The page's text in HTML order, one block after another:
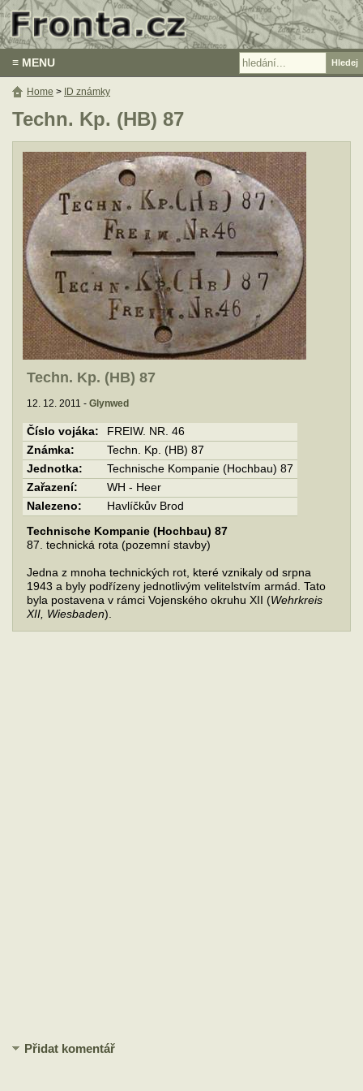
≡ MENU
Techn. Kp. (HB) 87
Techn. Kp. (HB) 87
12. 12. 2011 - Glynwed
Číslo vojáka:
FREIW. NR. 46
Známka:
Techn. Kp. (HB) 87
Jednotka:
Technische Kompanie (Hochbau) 87
Zařazení:
WH - Heer
Nalezeno:
Havlíčkův Brod
Technische Kompanie (Hochbau) 87
87. technická rota (pozemní stavby)
Jedna z mnoha technických rot, které vznikaly od srpna
1943 a byly podřízeny jednotlivým velitelstvím armád. Tato
byla postavena v rámci Vojenského okruhu XII (Wehrkreis
XII, Wiesbaden).
Home > ID známky
Přidat komentář